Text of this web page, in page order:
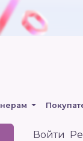
Войти